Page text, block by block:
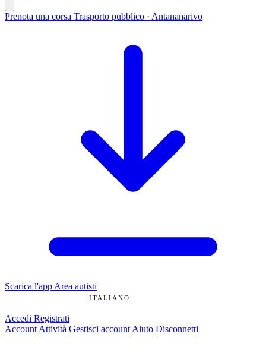
Prenota una corsa Trasporto pubblico · Antananarivo
Scarica l'app Area autisti
ITALIANO
Accedi Registrati
Account Attività Gestisci account Aiuto Disconnetti